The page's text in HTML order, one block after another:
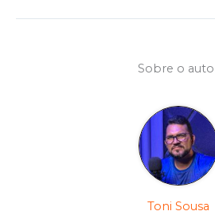
Sobre o
Toni Sousa